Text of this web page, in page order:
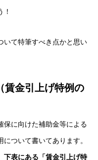
いて特筆すべき点かと思い
金引上げ特例の
保に向けた補助金等による
ついて書いてあります。
下表にある「賃金引上げ特